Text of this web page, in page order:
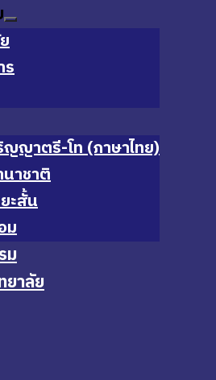
ญาตรี-โท (ภาษาไทย)
าชาติ
ะสั้น
ม
ม
ยาลัย